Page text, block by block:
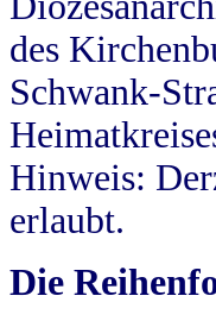
des
Schwank-
Hinweis:
erlaubt.
Die